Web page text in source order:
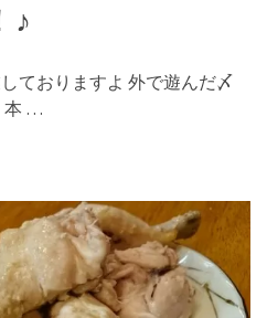
♪
ておりますよ 外で遊んだ〆
本 …